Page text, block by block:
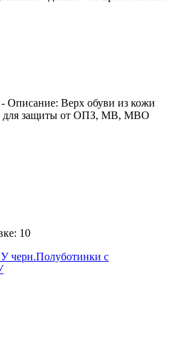
Описание: Верх обуви из кожи
для защиты от ОПЗ, МВ, МВО
10
черн.Полуботинки с